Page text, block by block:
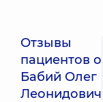
Отзывы
пациентов о
Бабий Олег
Леонидович